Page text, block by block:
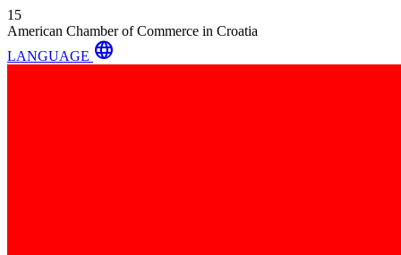
15
American Chamber of Commerce in Croatia
LANGUAGE language